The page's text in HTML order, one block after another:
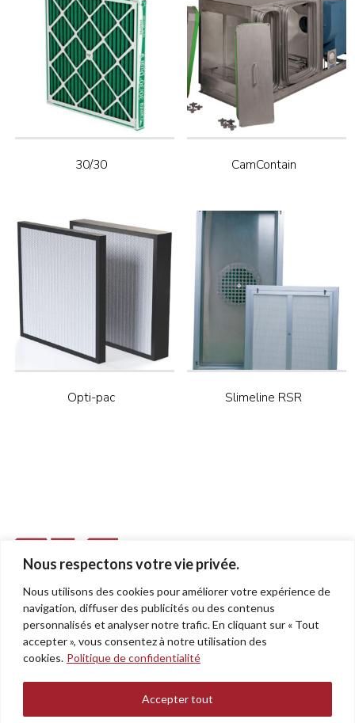
Nous respectons votre vie privée.
Nous utilisons des cookies pour améliorer votre expérience de
navigation, diffuser des publicités ou des contenus
personnalisés et analyser notre trafic. En cliquant sur « Tout
accepter », vous consentez à notre utilisation des
cookies. Politique de confidentialité
Accepter tout
30/30 CamContain
Opti-pac Slimeline RSR
955, rue Léon-Trépanier
Sherbrooke (Québec)
Sans Frais : 1.800.310.1802
Politique de confidentialité